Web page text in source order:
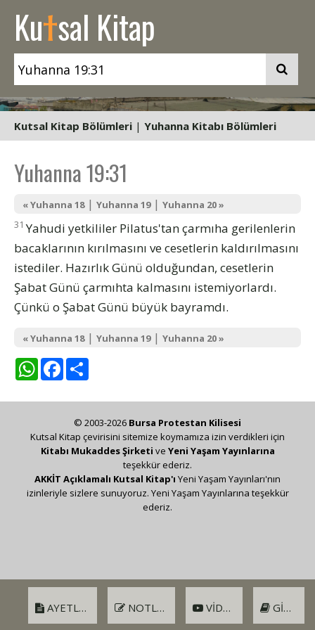
Kutsal Kitap
Kutsal Kitap Bölümleri | Yuhanna Kitabı Bölümleri
Yuhanna 19:31
« Yuhanna 18| Yuhanna 19| Yuhanna 20 »
31 Yahudi yetkililer Pilatus'tan çarmıha gerilenlerin
bacaklarının kırılmasını ve cesetlerin kaldırılmasını
istediler. Hazırlık Günü olduğundan, cesetlerin
Şabat Günü çarmıhta kalmasını istemiyorlardı.
Çünkü o Şabat Günü büyük bayramdı.
« Yuhanna 18| Yuhanna 19| Yuhanna 20 »
WhatsAppFacebook
AYETLER NOTLAR VIDEO GIRIŞ
© 2003-2026 Bursa Protestan Kilisesi
Kutsal Kitap çevirisini sitemize koymamıza izin verdikleri için
Kitabı Mukaddes Şirketi ve Yeni Yaşam Yayınlarına
teşekkür ederiz.
AKKİT Açıklamalı Kutsal Kitap'ı Yeni Yaşam Yayınları'nın
izinleriyle sizlere sunuyoruz. Yeni Yaşam Yayınlarına teşekkür
ederiz.